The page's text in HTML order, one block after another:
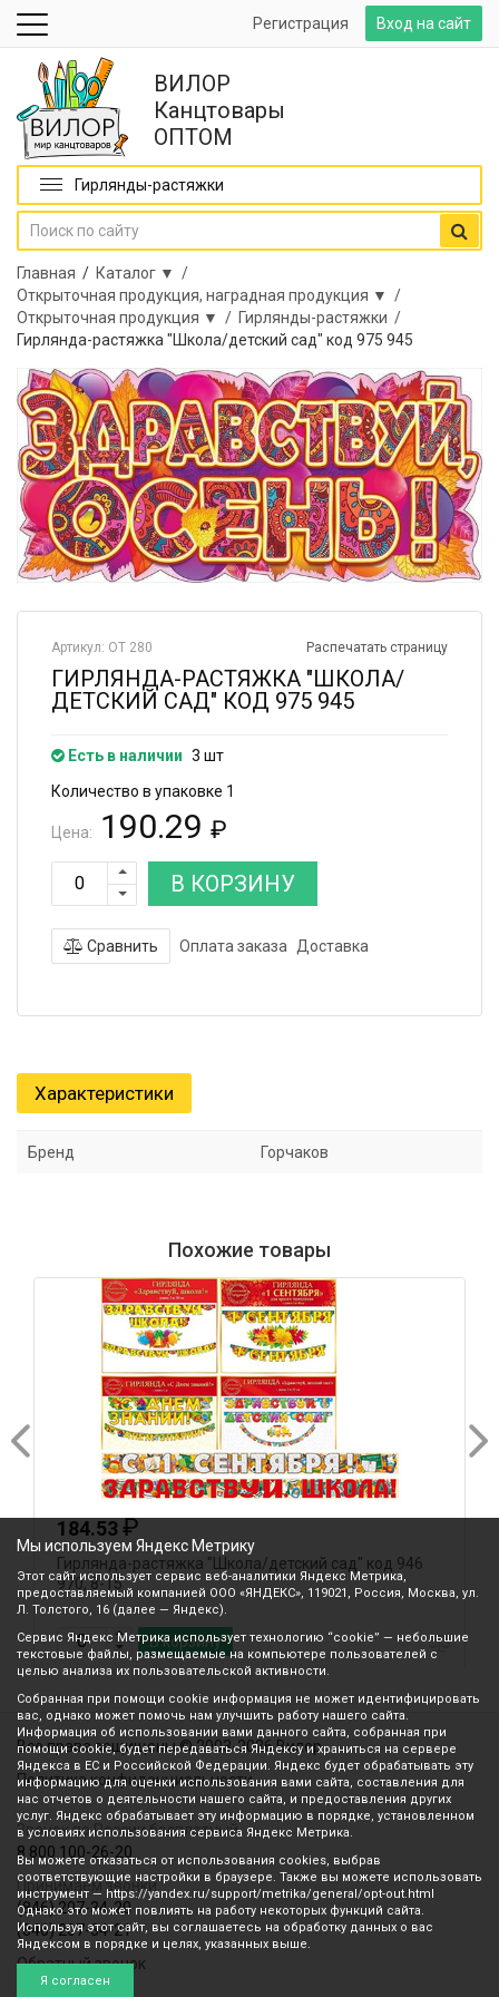
Вход на сайт
Регистрация
ВИЛОР
Канцтовары
ОПТОМ
Гирлянды-растяжки
Главная / Каталог ▼ /
Открыточная продукция, наградная продукция ▼ /
Открыточная продукция ▼ / Гирлянды-растяжки /
Гирлянда-растяжка "Школа/детский сад" код 975 945
Распечатать страницу
Артикул: ОТ 280
ГИРЛЯНДА-РАСТЯЖКА "ШКОЛА/
ДЕТСКИЙ САД" КОД 975 945
Есть в наличии 3 шт
Количество в упаковке 1
Цена: 190.29 ₽
В КОРЗИНУ
Сравнить Оплата заказа Доставка
Характеристики
Бренд Горчаков
Похожие товары
184.53₽
Гирлянда-растяжка "Школа/детский сад" код 946
970, 8-15
В корзину
Все права защищены © 2003-2026 Вилор
Политика конфиденциальности
Звонок по России бесплатный
8 800 100-26-20
Принимаем звонки
(846) 207-34-20
(846) 207-34-21
Обратный звонок
Мы используем Яндекс Метрику
Этот сайт использует сервис веб-аналитики Яндекс Метрика,
предоставляемый компанией ООО «ЯНДЕКС», 119021, Россия, Москва, ул.
Л. Толстого, 16 (далее — Яндекс).
Сервис Яндекс Метрика использует технологию “cookie” — небольшие
текстовые файлы, размещаемые на компьютере пользователей с
целью анализа их пользовательской активности.
Собранная при помощи cookie информация не может идентифицировать
вас, однако может помочь нам улучшить работу нашего сайта.
Информация об использовании вами данного сайта, собранная при
помощи cookie, будет передаваться Яндексу и храниться на сервере
Яндекса в ЕС и Российской Федерации. Яндекс будет обрабатывать эту
информацию для оценки использования вами сайта, составления для
нас отчетов о деятельности нашего сайта, и предоставления других
услуг. Яндекс обрабатывает эту информацию в порядке, установленном
в условиях использования сервиса Яндекс Метрика.
Вы можете отказаться от использования cookies, выбрав
соответствующие настройки в браузере. Также вы можете использовать
инструмент — https://yandex.ru/support/metrika/general/opt-out.html
Однако это может повлиять на работу некоторых функций сайта.
Используя этот сайт, вы соглашаетесь на обработку данных о вас
Яндексом в порядке и целях, указанных выше.
Я согласен